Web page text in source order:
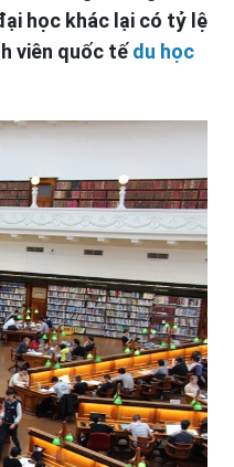
học khác lại có tỷ lệ
viên quốc tếdu học